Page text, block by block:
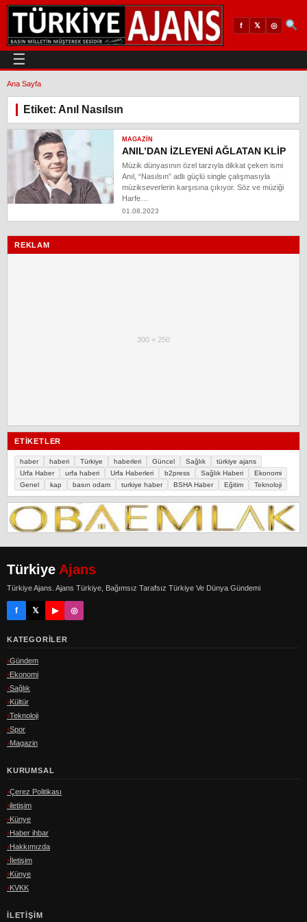
f 𝕏 ◎
☰
Ana Sayfa
Etiket: Anıl Nasılsın
MAGAZIN
ANIL’DAN İZLEYENİ AĞLATAN KLİP
Müzik dünyasının özel tarzıyla dikkat çeken ismi
Anıl, “Nasılsın” adlı güçlü single çalışmasıyla
müzikseverlerin karşısına çıkıyor. Söz ve müziği
Harfe…
01.08.2023
REKLAM
300 × 250
ETIKETLER
haber haberi Türkiye haberleri Güncel Sağlık
türkiye ajans
Urfa Haber
urfa haberi Urfa Haberleri b2press Sağlık Haberi
Ekonomi
Genel
kap basın odam turkiye haber BSHA Haber Eğitim Teknoloji
Türkiye Ajans
Türkiye Ajans. Ajans Türkiye, Bağımsız Tarafsız Türkiye Ve Dünya Gündemi
f 𝕏 ▶ ◎
KATEGORILER
Gündem
Ekonomi
Sağlık
Kültür
Teknoloji
Spor
Magazin
KURUMSAL
Çerez Politikası
iletişim
Künye
Haber ihbar
Hakkımızda
İletişim
Künye
KVKK
İLETIŞIM